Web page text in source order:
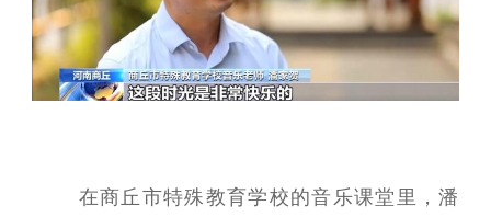
在商丘市特殊教育学校的音乐课堂里，潘